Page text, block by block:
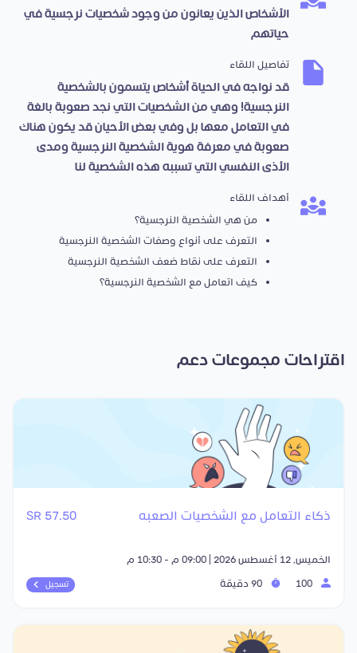
الأشخاص الذين يعانون من وجود شخصيات نرجسية في
حياتهم
تفاصيل اللقاء
قد نواجه في الحياة أشخاص يتسمون بالشخصية
النرجسية! وهي من الشخصيات التي نجد صعوبة بالغة
في التعامل معها بل وفي بعض الأحيان قد يكون هناك
صعوبة في معرفة هوية الشخصية النرجسية ومدى
الأذى النفسي التي تسببه هذه الشخصية لنا
أهداف اللقاء
من هي الشخصية النرجسية؟
التعرف على أنواع وصفات الشخصية النرجسية
التعرف على نقاط ضعف الشخصية النرجسية
كيف اتعامل مع الشخصية النرجسية؟
اقتراحات مجموعات دعم
ذكاء التعامل مع الشخصيات الصعبه 57.50 SR
الخميس, 12 أغسطس 2026 | 09:00 م - 10:30 م
تسجيل